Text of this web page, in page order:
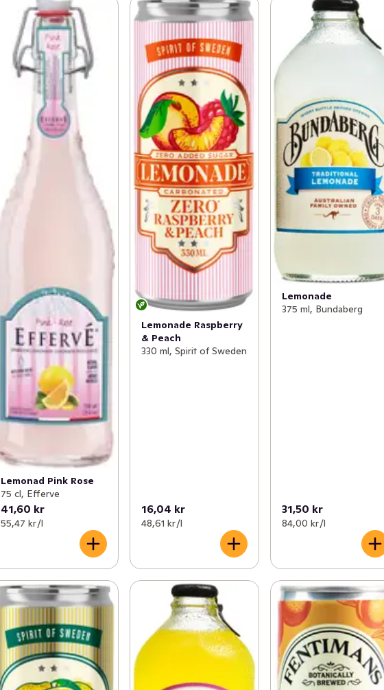
Lemonad Pink Rose
75 cl, Efferve
41,60 kr
55,47 kr /l
Lemonade Raspberry
& Peach
330 ml, Spirit of Sweden
16,04 kr
48,61 kr /l
Lemonade
375 ml, Bundaberg
31,50 kr
84,00 kr /l